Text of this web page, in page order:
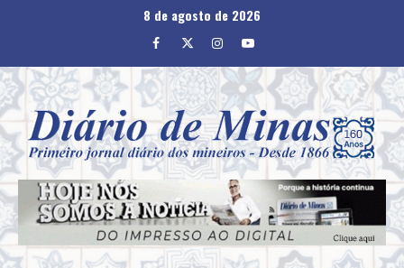
8 de agosto de 2026
Facebook
TwitterInstagram
Youtube